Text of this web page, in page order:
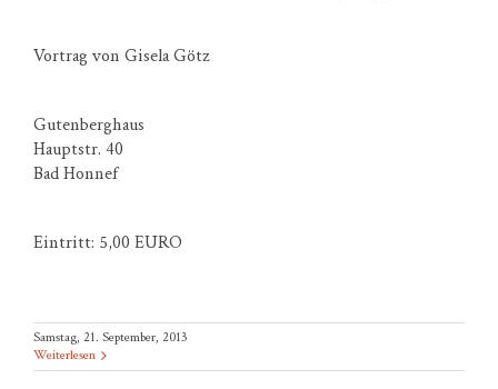
Vortrag von Gisela Götz
Gutenberghaus
Hauptstr. 40
Bad Honnef
Eintritt: 5,00 EURO
Samstag, 21. September, 2013
Weiterlesen